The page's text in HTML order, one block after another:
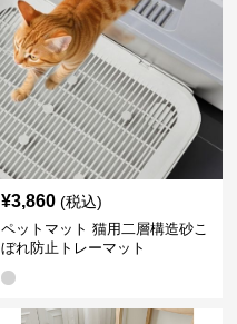
¥3,860 (税込)
ペットマット 猫用二層構造砂こ
ぼれ防止トレーマット